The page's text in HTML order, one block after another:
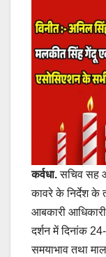
कर्वधा.सचिव सह
कावरे के निर्देश के
आबकारी
दर्शन में दिनांक
समयाभाव तथा